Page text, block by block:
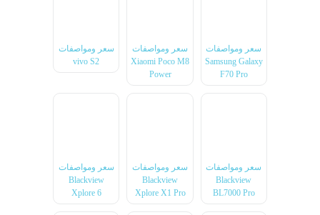
سعر ومواصفات
Samsung Galaxy
F70 Pro
سعر ومواصفات
Xiaomi Poco M8
Power
سعر ومواصفات
vivo S2
سعر ومواصفات
Blackview
BL7000 Pro
سعر ومواصفات
Blackview
Xplore X1 Pro
سعر ومواصفات
Blackview
Xplore 6